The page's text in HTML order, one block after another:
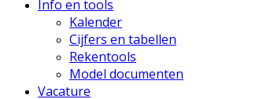
Info en tools
Kalender
Cijfers en tabellen
Rekentools
Model documenten
Vacature